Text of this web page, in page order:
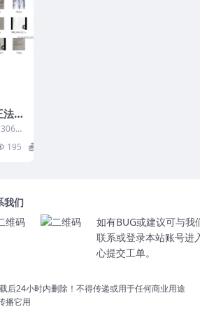
灵
令
份
195
我们
如有BUG或建议可与我
联系或登录本站账号进
心提交工单。
后24小时内删除！不得传递或用于任何商业用途
播它用